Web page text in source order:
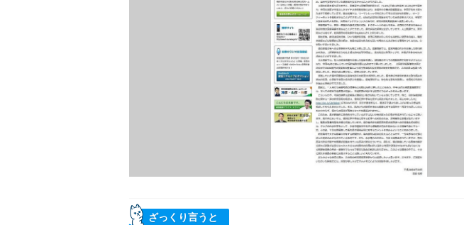
ざっくり言うと